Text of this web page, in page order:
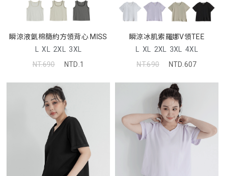
瞬涼液氨棉簡約方領背心 MISS
L XL 2XL 3XL
NT.690
NTD.1
瞬涼冰肌索羅娜V領TEE
L XL 2XL 3XL 4XL
NT.690
NTD.607